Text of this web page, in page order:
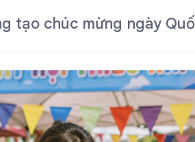
tạo chúc mừng ngày